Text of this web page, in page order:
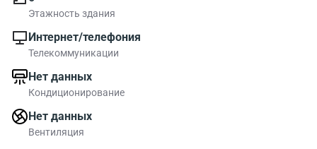
Этажность здания
Интернет/телефония
Телекоммуникации
Нет данных
Кондиционирование
Нет данных
Вентиляция